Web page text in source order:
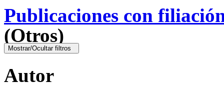
Publicaciones con
(Otros)
Autor